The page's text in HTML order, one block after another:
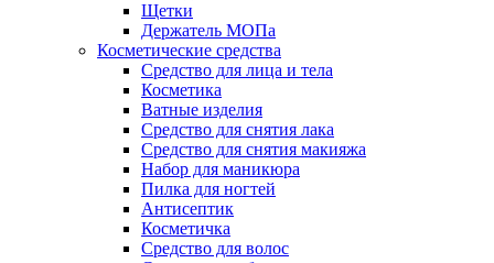
Щетки
Держатель МОПа
Косметические средства
Средство для лица и тела
Косметика
Ватные изделия
Средство для снятия лака
Средство для снятия макияжа
Набор для маникюра
Пилка для ногтей
Антисептик
Косметичка
Средство для волос